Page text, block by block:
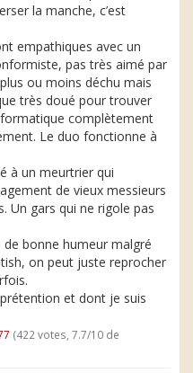
la manche, c’est
empathiques avec un
pas très aimé par
ou moins déchu mais
très doué pour trouver
complètement
Le duo fonctionne à
à un meurtrier qui
de vieux messieurs
Un gars qui ne rigole pas
de bonne humeur malgré
on peut juste reprocher
et dont je suis
(422 votes, 7.7/10 de